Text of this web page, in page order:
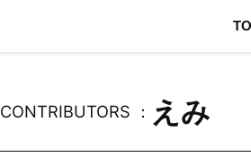
CONTRIBUTORS ： えみ